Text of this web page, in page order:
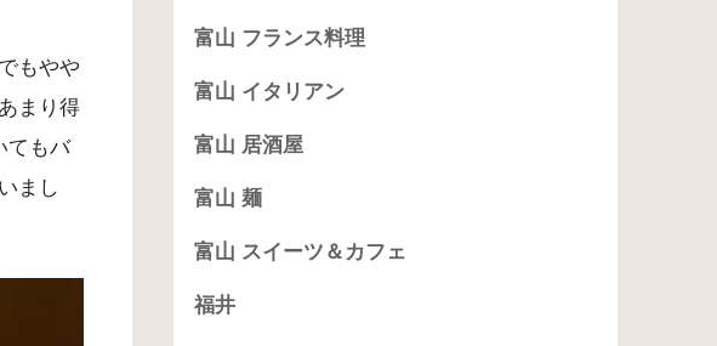
もやや
まり得
てもバ
まし
富山 フランス料理
富山 イタリアン
富山 居酒屋
富山 麺
富山 スイーツ＆カフェ
福井